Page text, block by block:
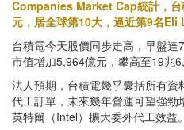
Companies Market Cap統計，
元，居全球第10大，逼近第9名Eli
台積電今天股價同步走高，早盤達
市值增加5,964億元，攀高至19兆
法人預期，台積電幾乎囊括所有
代工訂單，未來幾年營運可望強
英特爾（Intel）擴大委外代工效益。